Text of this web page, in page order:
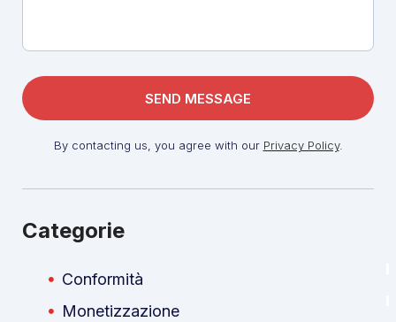
By contacting us, you agree with our Privacy Policy.
Categorie
Conformità
Monetizzazione